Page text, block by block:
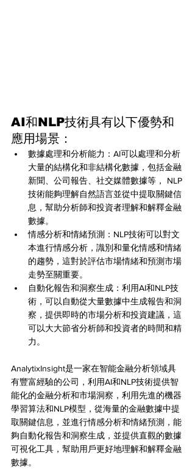
AI和NLP技術具有以下優勢和
應用場景：
數據處理和分析能力：AI可以處理和分析
大量的結構化和非結構化數據，包括金融
新聞、公司報告、社交媒體數據等， NLP
技術能夠理解自然語言並從中提取關鍵信
息，幫助分析師和投資者理解和解釋金融
數據。
情感分析和情緒預測：NLP技術可以對文
本進行情感分析，識別和量化情感和情緒
的趨勢，這對於評估市場情緒和預測市場
走勢至關重要。
自動化報告和洞察生成：利用AI和NLP技
術，可以自動從大量數據中生成報告和洞
察，提供即時的市場分析和投資建議，這
可以大大節省分析師和投資者的時間和精
力。
AnalytixInsight是一家在智能金融分析領域具
有豐富經驗的公司，利用AI和NLP技術提供智
能化的金融分析和市場洞察，利用先進的機器
學習算法和NLP模型，從海量的金融數據中提
取關鍵信息，並進行情感分析和情緒預測，能
夠自動化報告和洞察生成，並提供直觀的數據
可視化工具，幫助用戶更好地理解和解釋金融
數據。